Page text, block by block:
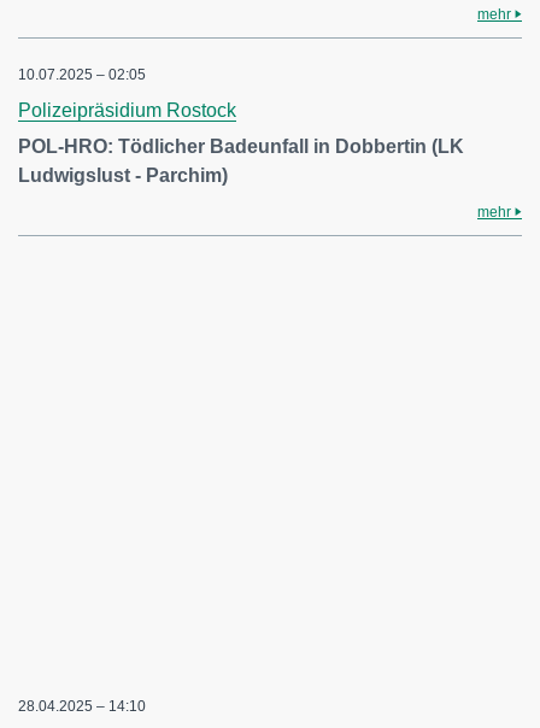
mehr
10.07.2025 – 02:05
Polizeipräsidium Rostock
POL-HRO: Tödlicher Badeunfall in Dobbertin (LK
Ludwigslust - Parchim)
mehr
28.04.2025 – 14:10